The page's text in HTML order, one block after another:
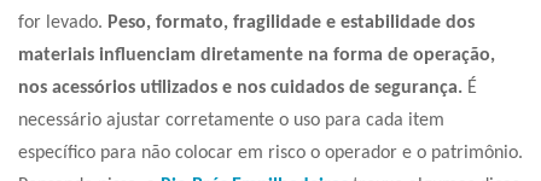
for levado. Peso, formato, fragilidade e estabilidade dos
materiais influenciam diretamente na forma de operação,
nos acessórios utilizados e nos cuidados de segurança. É
necessário ajustar corretamente o uso para cada item
específico para não colocar em risco o operador e o patrimônio.